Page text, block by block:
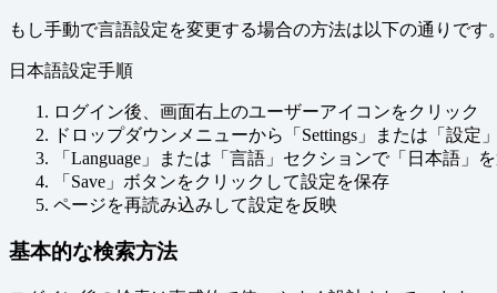
もし手動で言語設定を変更する場合の方法は以下の通りです
日本語設定手順
ログイン後、画面右上のユーザーアイコンをクリック
ドロップダウンメニューから「Settings」または「設定
「Language」または「言語」セクションで「日本語」
「Save」ボタンをクリックして設定を保存
ページを再読み込みして設定を反映
基本的な検索方法